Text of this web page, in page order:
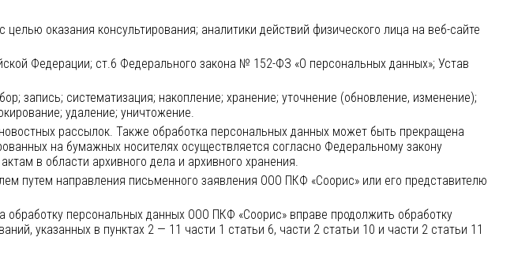
оказания консультирования; аналитики действий физического лица на веб-сайте
Федерации; ст.6 Федерального закона № 152-ФЗ «О персональных данных»; Устав
запись; систематизация; накопление; хранение; уточнение (обновление, изменение);
удаление; уничтожение.
рассылок. Также обработка персональных данных может быть прекращена
на бумажных носителях осуществляется согласно Федеральному закону
в области архивного дела и архивного хранения.
путем направления письменного заявления ООО ПКФ «Соорис» или его представителю
персональных данных ООО ПКФ «Соорис» вправе продолжить обработку
указанных в пунктах 2 — 11 части 1 статьи 6, части 2 статьи 10 и части 2 статьи 11